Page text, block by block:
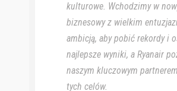
kulturowe. Wchodzimy w
biznesowy z wielkim
ambicją, aby pobić rekordy i
najlepsze wyniki, a Ryanair
naszym kluczowym
tych celów.